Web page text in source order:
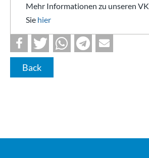
Mehr Informationen zu unseren
Sie hier
Back